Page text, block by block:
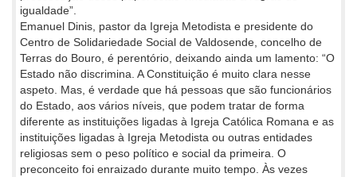
igualdade”.
Emanuel Dinis, pastor da Igreja Metodista e presidente do
Centro de Solidariedade Social de Valdosende, concelho de
Terras do Bouro, é perentório, deixando ainda um lamento: “O
Estado não discrimina. A Constituição é muito clara nesse
aspeto. Mas, é verdade que há pessoas que são funcionários
do Estado, aos vários níveis, que podem tratar de forma
diferente as instituições ligadas à Igreja Católica Romana e as
instituições ligadas à Igreja Metodista ou outras entidades
religiosas sem o peso político e social da primeira. O
preconceito foi enraizado durante muito tempo. Às vezes